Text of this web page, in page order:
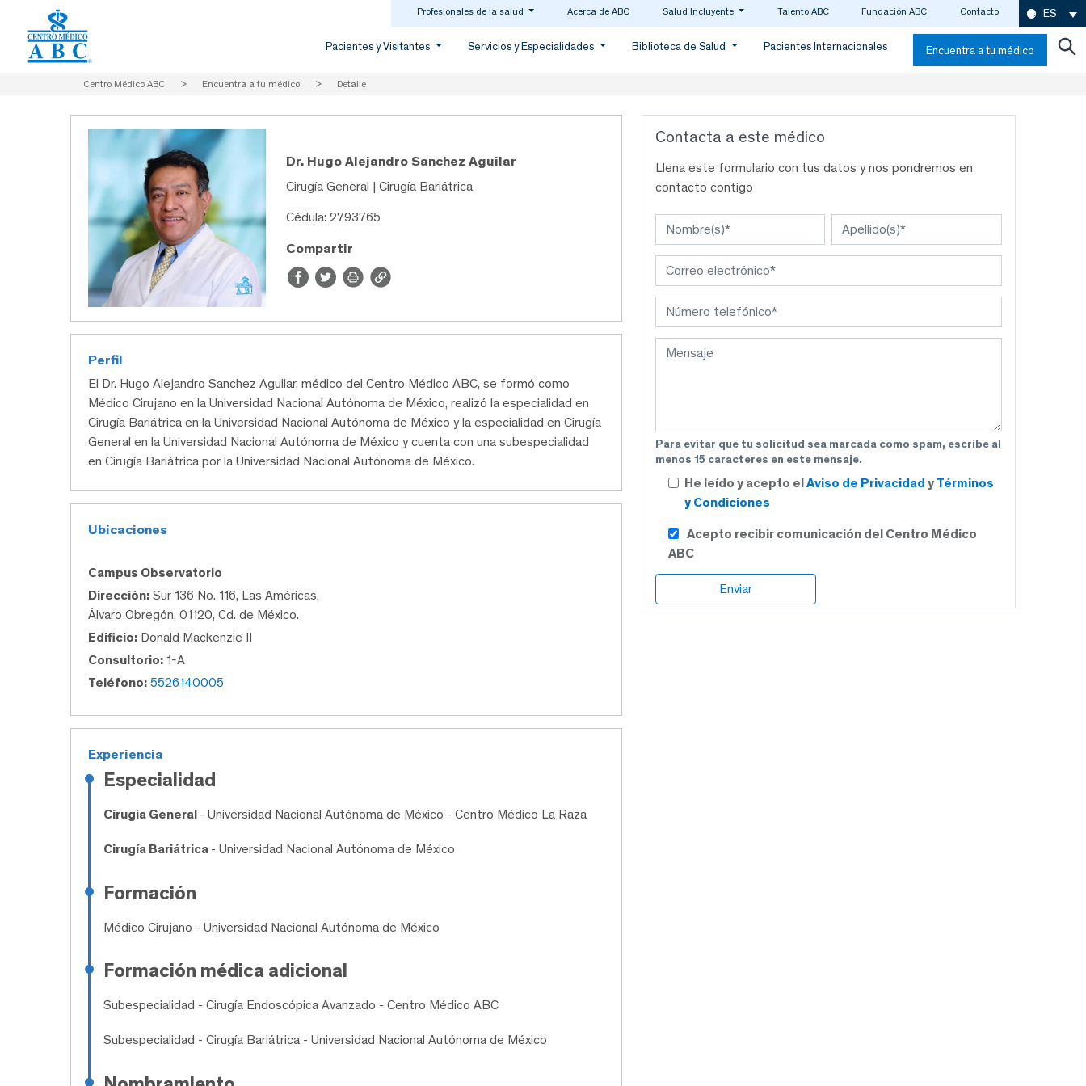
Profesionales de la salud Acerca de ABC Salud Incluyente Talento ABC Fundación ABC Contacto ES
Pacientes y Visitantes Servicios y Especialidades Biblioteca de Salud Pacientes Internacionales Encuentra a tu médico
Centro Médico ABC > Encuentra a tu médico > Detalle
Dr. Hugo Alejandro Sanchez Aguilar
Cirugía General | Cirugía Bariátrica
Cédula: 2793765
Compartir
Perfil
El Dr. Hugo Alejandro Sanchez Aguilar, médico del Centro Médico ABC, se formó como
Médico Cirujano en la Universidad Nacional Autónoma de México, realizó la especialidad en
Cirugía Bariátrica en la Universidad Nacional Autónoma de México y la especialidad en Cirugía
General en la Universidad Nacional Autónoma de México y cuenta con una subespecialidad
en Cirugía Bariátrica por la Universidad Nacional Autónoma de México.
Ubicaciones
Campus Observatorio
Dirección: Sur 136 No. 116, Las Américas,
Álvaro Obregón, 01120, Cd. de México.
Edificio: Donald Mackenzie II
Consultorio: 1-A
Teléfono: 5526140005
Experiencia
Especialidad
Cirugía General - Universidad Nacional Autónoma de México - Centro Médico La Raza
Cirugía Bariátrica - Universidad Nacional Autónoma de México
Formación
Médico Cirujano - Universidad Nacional Autónoma de México
Formación médica adicional
Subespecialidad - Cirugía Endoscópica Avanzado - Centro Médico ABC
Subespecialidad - Cirugía Bariátrica - Universidad Nacional Autónoma de México
Contacta a este médico
Llena este formulario con tus datos y nos pondremos en
contacto contigo
Para evitar que tu solicitud sea marcada como spam, escribe al
menos 15 caracteres en este mensaje.
He leído y acepto elAviso de Privacidad y Términos
y Condiciones
Acepto recibir comunicación del Centro Médico
ABC